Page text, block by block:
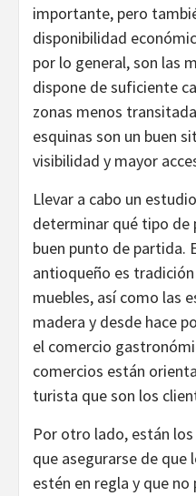
importante, pero
disponibilidad
por lo general, son las
dispone de suficiente
zonas menos
esquinas son un buen
visibilidad y mayor
Llevar a cabo un
determinar qué tipo de
buen punto de partida.
antioqueño es
muebles, así como las
madera y desde hace
el comercio
comercios están
turista que son los
Por otro lado, están
que asegurarse de
estén en regla y que